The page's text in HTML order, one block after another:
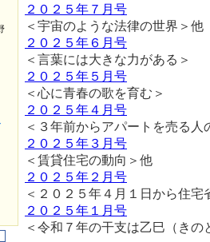
２０２５年７月号
＜宇宙のような法律の世界＞他
２０２５年６月号
＜言葉には大きな力がある＞
２０２５年５月号
＜心に青春の歌を育む＞
２０２５年４月号
＜３年前からアパートを売る
２０２５年３月号
＜賃貸住宅の動向＞他
２０２５年２月号
＜２０２５年４月１日から住宅
２０２５年１月号
＜令和７年の干支は乙巳（きの